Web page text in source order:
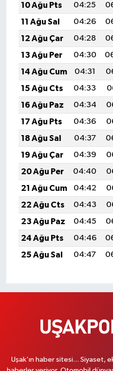
10 Ağu Pts
04:25
11 Ağu Sal
04:26
12 Ağu Çar
04:28
13 Ağu Per
04:30
14 Ağu Cum
04:31
15 Ağu Cts
04:33
16 Ağu Paz
04:34
17 Ağu Pts
04:36
18 Ağu Sal
04:37
19 Ağu Çar
04:39
20 Ağu Per
04:40
21 Ağu Cum
04:42
22 Ağu Cts
04:43
23 Ağu Paz
04:45
24 Ağu Pts
04:46
25 Ağu Sal
04:47
Uşak'ın haber sitesi... Siyaset,